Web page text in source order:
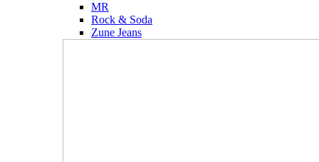
MR
Rock & Soda
Zune Jeans